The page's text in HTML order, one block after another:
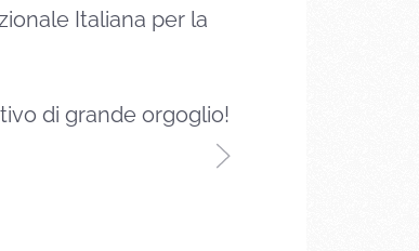
Italiana per la
di grande orgoglio!